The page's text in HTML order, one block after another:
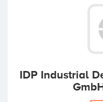
IDP Industrial